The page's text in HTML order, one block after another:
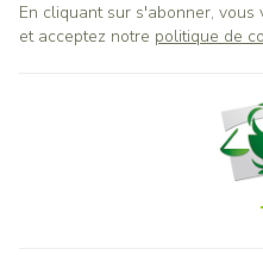
En cliquant sur s'abonner,
et acceptez notre politique de